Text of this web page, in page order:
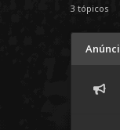
3 tópicos